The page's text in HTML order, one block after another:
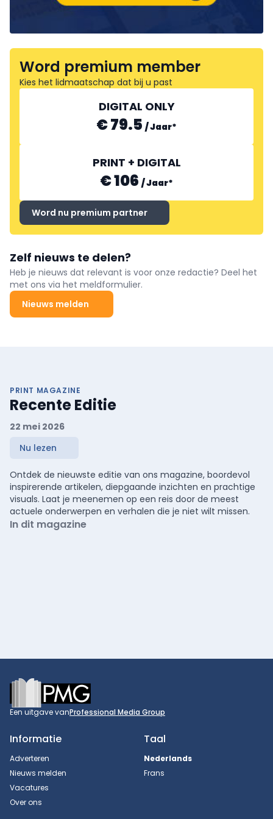
Word premium member
Kies het lidmaatschap dat bij u past
DIGITAL ONLY
€ 79.5 /Jaar*
PRINT + DIGITAL
€ 106 /Jaar*
Word nu premium partner
Zelf nieuws te delen?
Heb je nieuws dat relevant is voor onze redactie? Deel het
met ons via het meldformulier.
Nieuws melden
PRINT MAGAZINE
Recente Editie
22 mei 2026
Nu lezen
Ontdek de nieuwste editie van ons magazine, boordevol
inspirerende artikelen, diepgaande inzichten en prachtige
visuals. Laat je meenemen op een reis door de meest
actuele onderwerpen en verhalen die je niet wilt missen.
In dit magazine
Footer
Een uitgave vanProfessional Media Group
Informatie
Adverteren
Nieuws melden
Vacatures
Over ons
Taal
Nederlands
Frans